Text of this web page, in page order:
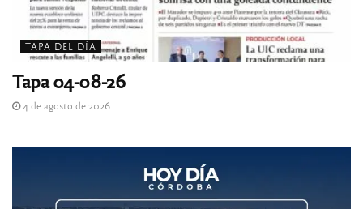
TAPA DEL DÍA
Tapa 04-08-26
4 de agosto de 2026